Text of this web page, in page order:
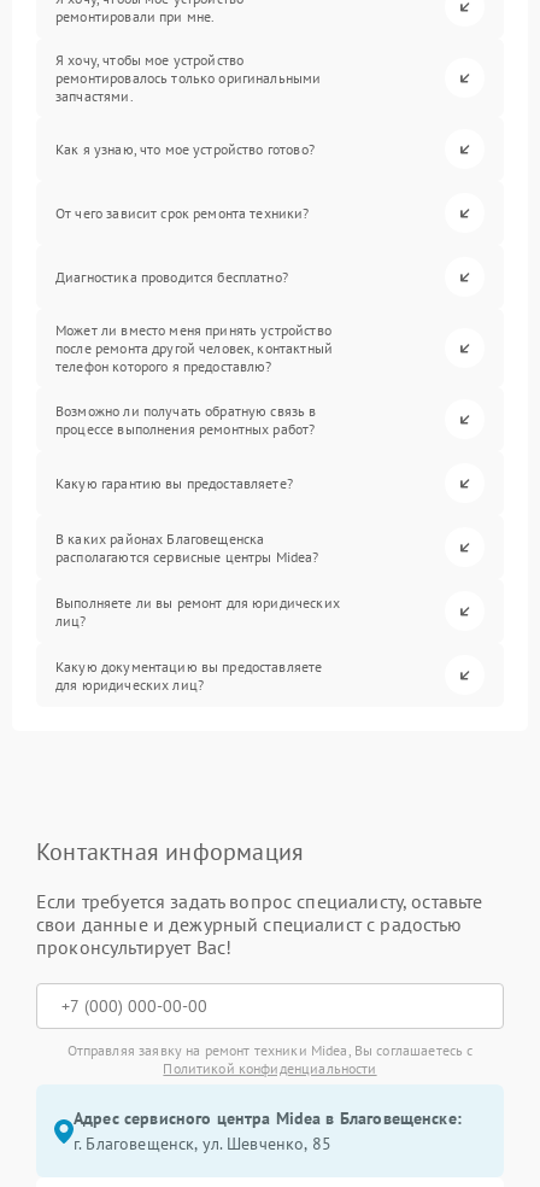
ремонтировали при мне.
Я хочу, чтобы мое устройство
ремонтировалось только оригинальными
запчастями.
Как я узнаю, что мое устройство готово?
От чего зависит срок ремонта техники?
Диагностика проводится бесплатно?
Может ли вместо меня принять устройство
после ремонта другой человек, контактный
телефон которого я предоставлю?
Возможно ли получать обратную связь в
процессе выполнения ремонтных работ?
Какую гарантию вы предоставляете?
В каких районах Благовещенска
располагаются сервисные центры Midea?
Выполняете ли вы ремонт для юридических
лиц?
Какую документацию вы предоставляете
для юридических лиц?
Контактная информация
Если требуется задать вопрос специалисту, оставьте
свои данные и дежурный специалист с радостью
проконсультирует Вас!
Отправляя заявку на ремонт техники Midea, Вы соглашаетесь с
Политикой конфиденциальности
Адрес сервисного центра Midea в Благовещенске:
г. Благовещенск, ул. Шевченко, 85